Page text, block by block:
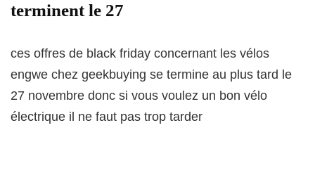
terminent le 27
ces offres de black friday concernant les vélos
engwe chez geekbuying se termine au plus tard le
27 novembre donc si vous voulez un bon vélo
électrique il ne faut pas trop tarder